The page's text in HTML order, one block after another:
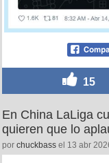
15
En China LaLiga
quieren que lo
por chuckbass el 13 abr